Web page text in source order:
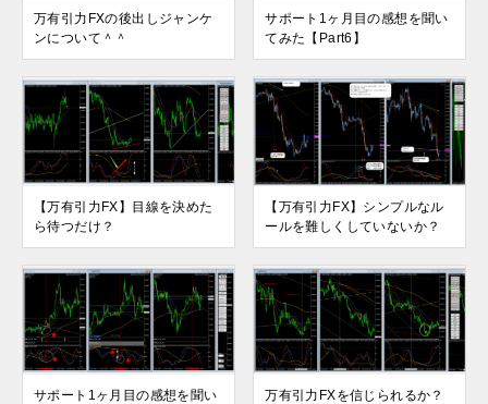
万有引力FXの後出しジャンケ
ンについて＾＾
サポート1ヶ月目の感想を聞い
てみた【Part6】
【万有引力FX】目線を決めた
ら待つだけ？
【万有引力FX】シンプルなル
ールを難しくしていないか？
サポート1ヶ月目の感想を聞い
万有引力FXを信じられるか？